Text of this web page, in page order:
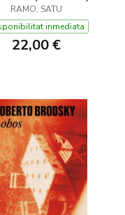
RAMO, SATU
inmediata
22,00 €